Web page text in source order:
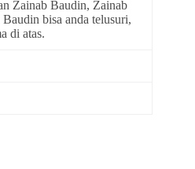
Zainab Baudin, Zainab
bisa anda telusuri,
di atas.